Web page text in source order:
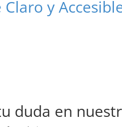
y
duda en